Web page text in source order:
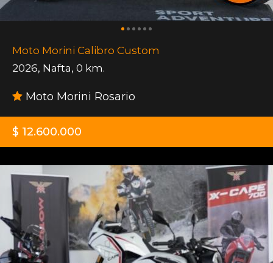
Moto Morini Calibro Custom
2026, Nafta, 0 km.
Moto Morini Rosario
$ 12.600.000